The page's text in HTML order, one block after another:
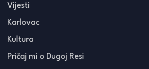
Vijesti
Karlovac
Kultura
Pričaj mi o Dugoj Resi